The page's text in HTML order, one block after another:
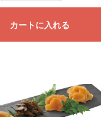
カートに入れる